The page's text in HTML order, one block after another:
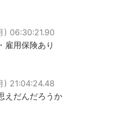
) 06:30:21.90
雇用保険あり
) 21:04:24.48
えだんだろうか